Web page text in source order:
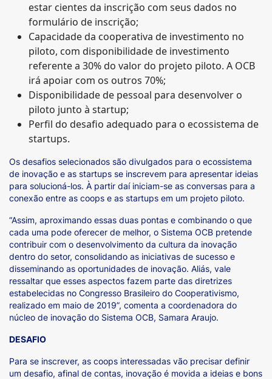
estar cientes da inscrição com seus dados no
formulário de inscrição;
Capacidade da cooperativa de investimento no
piloto, com disponibilidade de investimento
referente a 30% do valor do projeto piloto. A OCB
irá apoiar com os outros 70%;
Disponibilidade de pessoal para desenvolver o
piloto junto à startup;
Perfil do desafio adequado para o ecossistema de
startups.
Os desafios selecionados são divulgados para o ecossistema
de inovação e as startups se inscrevem para apresentar ideias
para solucioná-los. À partir daí iniciam-se as conversas para a
conexão entre as coops e as startups em um projeto piloto.
“Assim, aproximando essas duas pontas e combinando o que
cada uma pode oferecer de melhor, o Sistema OCB pretende
contribuir com o desenvolvimento da cultura da inovação
dentro do setor, consolidando as iniciativas de sucesso e
disseminando as oportunidades de inovação. Aliás, vale
ressaltar que esses aspectos fazem parte das diretrizes
estabelecidas no Congresso Brasileiro do Cooperativismo,
realizado em maio de 2019”, comenta a coordenadora do
núcleo de inovação do Sistema OCB, Samara Araujo.
DESAFIO
Para se inscrever, as coops interessadas vão precisar definir
um desafio, afinal de contas, inovação é movida a ideias e bons